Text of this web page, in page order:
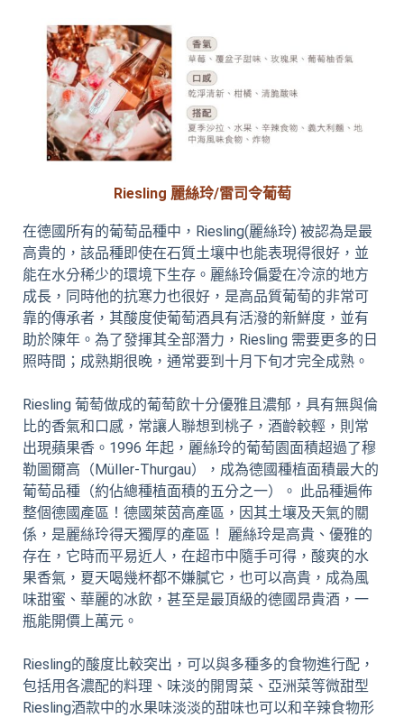
Riesling 麗絲玲/雷司令葡萄
在德國所有的葡萄品種中，Riesling(麗絲玲) 被認為是最
高貴的，該品種即使在石質土壤中也能表現得很好，並
能在水分稀少的環境下生存。麗絲玲偏愛在冷涼的地方
成長，同時他的抗寒力也很好，是高品質葡萄的非常可
靠的傳承者，其酸度使葡萄酒具有活潑的新鮮度，並有
助於陳年。為了發揮其全部潛力，Riesling 需要更多的日
照時間；成熟期很晚，通常要到十月下旬才完全成熟。
Riesling 葡萄做成的葡萄飲十分優雅且濃郁，具有無與倫
比的香氣和口感，常讓人聯想到桃子，酒齡較輕，則常
出現蘋果香。1996 年起，麗絲玲的葡萄園面積超過了穆
勒圖爾高（Müller-Thurgau），成為德國種植面積最大的
葡萄品種（約佔總種植面積的五分之一）。 此品種遍佈
整個德國產區！德國萊茵高產區，因其土壤及天氣的關
係，是麗絲玲得天獨厚的產區！ 麗絲玲是高貴、優雅的
存在，它時而平易近人，在超市中隨手可得，酸爽的水
果香氣，夏天喝幾杯都不嫌膩它，也可以高貴，成為風
味甜蜜、華麗的冰飲，甚至是最頂級的德國昂貴酒，一
瓶能開價上萬元。
Riesling的酸度比較突出，可以與多種多的食物進行配，
包括用各濃配的料理、味淡的開胃菜、亞洲菜等微甜型
Riesling酒款中的水果味淡淡的甜味也可以和辛辣食物形